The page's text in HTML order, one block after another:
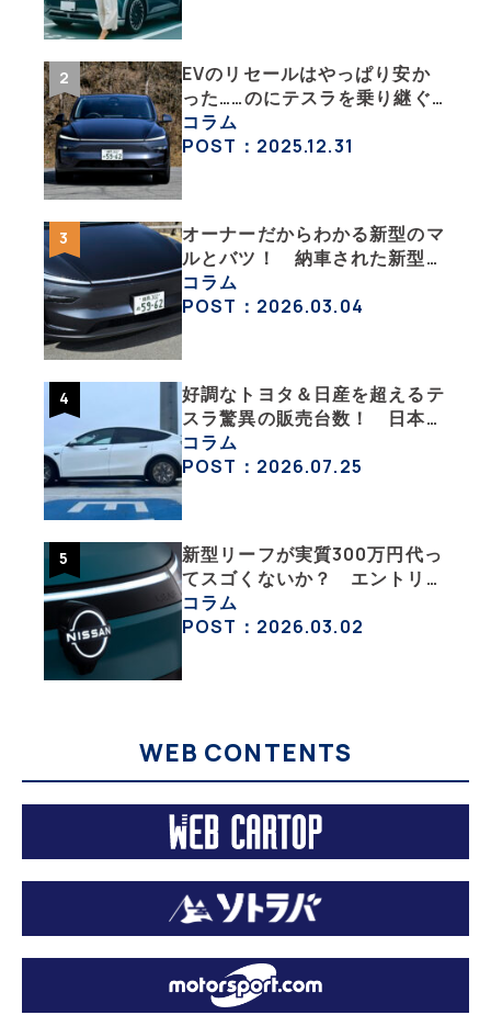
EVのリセールはやっぱり安か
った……のにテスラを乗り継ぐ
ってどういうこと？ 【テスラ
沼にはまった大学教授のEV生
コラム
POST：2025.12.31
オーナーだからわかる新型のマ
ルとバツ！ 納車された新型を
旧型モデルＹと細部まで比べて
みた【テスラ沼にはまった大学
コラム
POST：2026.03.04
好調なトヨタ＆日産を超えるテ
スラ驚異の販売台数！ 日本の
EV市場はますます拡大
コラム
POST：2026.07.25
新型リーフが実質300万円代っ
てスゴくないか？ エントリー
グレード「B5」の中身を詳細
チェックした
コラム
POST：2026.03.02
WEB CONTENTS